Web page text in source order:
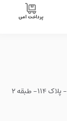
پرداخت امن
سه راه امین حضور - خیابان امیر کبیر - پاساژ پردیس - پلاک ۱۱۴- طبقه ۲